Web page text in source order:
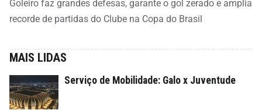
Goleiro faz grandes defesas, garante o gol zerado e amplia
recorde de partidas do Clube na Copa do Brasil
MAIS LIDAS
Serviço de Mobilidade: Galo x Juventude